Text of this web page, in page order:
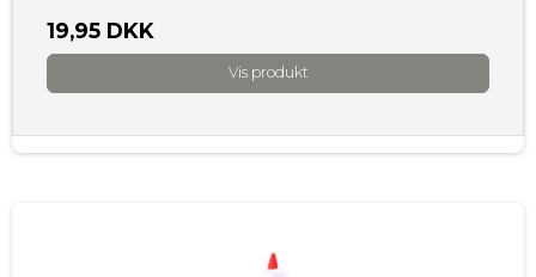
19,95 DKK
Vis produkt